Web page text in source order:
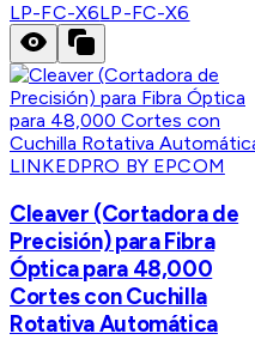
LP-FC-X6LP-FC-X6
LINKEDPRO BY EPCOM
Cleaver (Cortadora de
Precisión) para Fibra
Óptica para 48,000
Cortes con Cuchilla
Rotativa Automática